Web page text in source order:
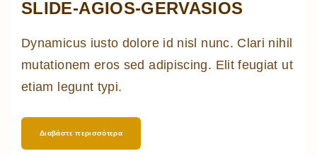
SLIDE-AGIOS-GERVASIOS
Dynamicus iusto dolore id nisl nunc. Clari nihil
mutationem eros sed adipiscing. Elit feugiat ut
etiam legunt typi.
Διαβάστε περισσότερα